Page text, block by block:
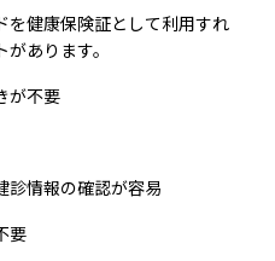
を健康保険証として利用すれ
あります。
が不要
診情報の確認が容易
要